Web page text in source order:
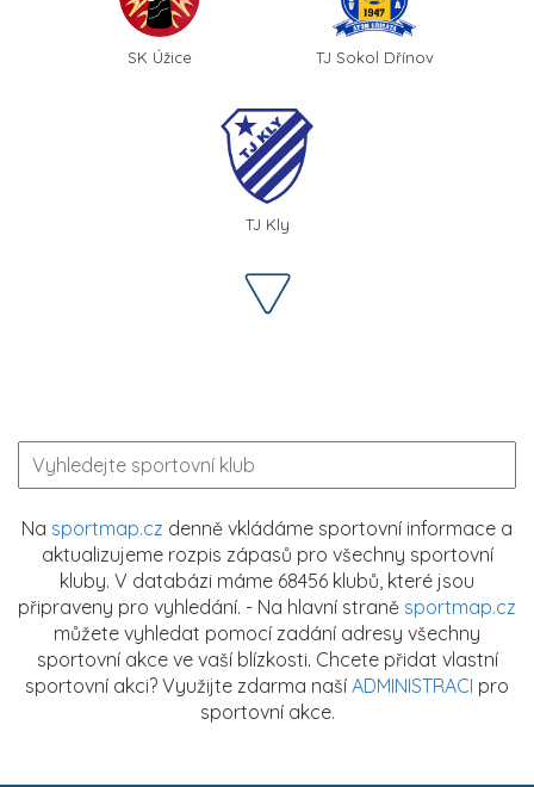
SK Úžice TJ Sokol Dřínov
TJ Kly
Na sportmap.cz denně vkládáme sportovní informace a
aktualizujeme rozpis zápasů pro všechny sportovní
kluby. V databázi máme 68456 klubů, které jsou
připraveny pro vyhledání. - Na hlavní straně sportmap.cz
můžete vyhledat pomocí zadání adresy všechny
sportovní akce ve vaší blízkosti. Chcete přidat vlastní
sportovní akci? Využijte zdarma naší ADMINISTRACI pro
sportovní akce.